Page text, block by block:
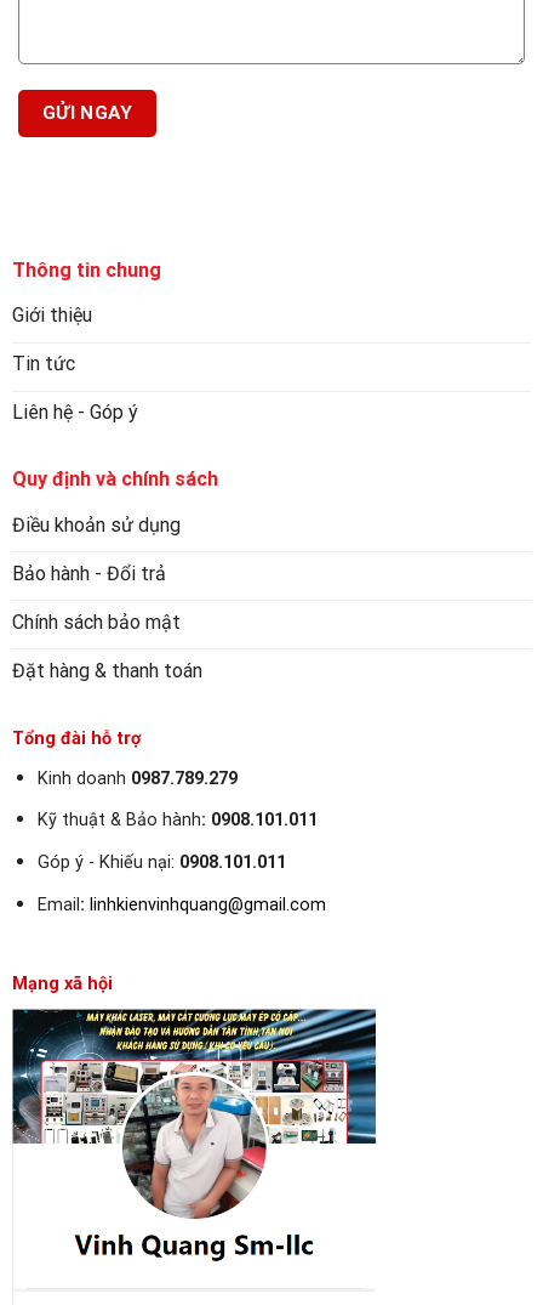
Thông tin chung
Giới thiệu
Tin tức
Liên hệ - Góp ý
Quy định và chính sách
Điều khoản sử dụng
Bảo hành - Đổi trả
Chính sách bảo mật
Đặt hàng & thanh toán
Tổng đài hỗ trợ
Kinh doanh 0987.789.279
Kỹ thuật & Bảo hành: 0908.101.011
Góp ý - Khiếu nại: 0908.101.011
Email : linhkienvinhquang@gmail.com
Mạng xã hội